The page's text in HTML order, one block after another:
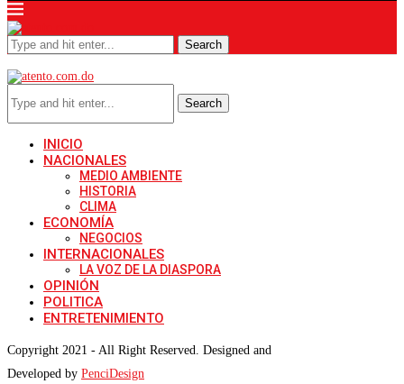
Search
Search
INICIO
NACIONALES
MEDIO AMBIENTE
HISTORIA
CLIMA
ECONOMÍA
NEGOCIOS
INTERNACIONALES
LA VOZ DE LA DIASPORA
OPINIÓN
POLITICA
ENTRETENIMIENTO
Copyright 2021 - All Right Reserved. Designed and
Developed by PenciDesign